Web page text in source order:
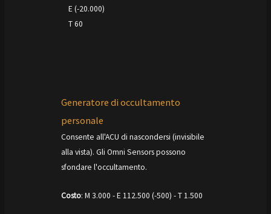
E (-20.000)
T 60
Generatore di occultamento
personale
Consente all'ACU di nascondersi (invisibile
alla vista). Gli Omni Sensors possono
sfondare l'occultamento.
Costo: M 3.000 - E 112.500 (-500) - T 1.500